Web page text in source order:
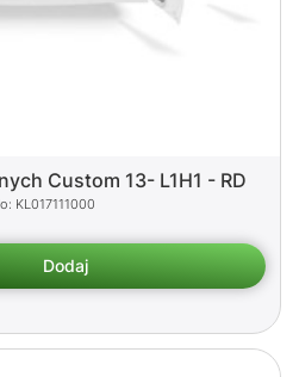
Custom 13- L1H1 - RD
KL017111000